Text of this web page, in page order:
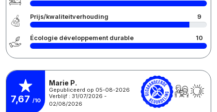
Prijs/kwaliteitverhouding 9
Écologie développement durable 10
7,67 /10
Marie P.
Gepubliceerd op 05-08-2026
Verblijf : 31/07/2026 -
02/08/2026